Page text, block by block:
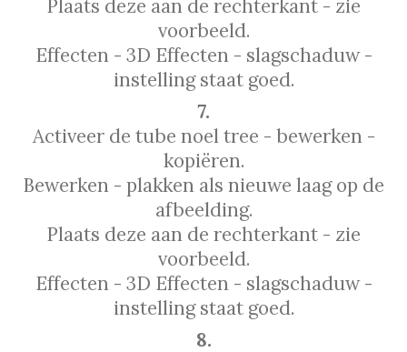
Plaats deze aan de rechterkant - zie
voorbeeld.
Effecten - 3D Effecten - slagschaduw -
instelling staat goed.
7.
Activeer de tube noel tree - bewerken -
kopiëren.
Bewerken - plakken als nieuwe laag op de
afbeelding.
Plaats deze aan de rechterkant - zie
voorbeeld.
Effecten - 3D Effecten - slagschaduw -
instelling staat goed.
8.